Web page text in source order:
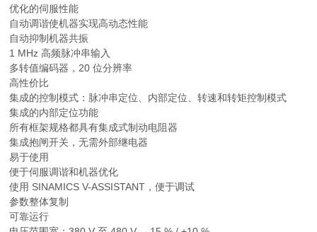
优化的伺服性能
自动调谐使机器实现高动态性能
自动抑制机器共振
1 MHz 高频脉冲串输入
多转值编码器，20 位分辨率
高性价比
集成的控制模式：脉冲串定位、内部定位、转速和转矩控制模式
集成的内部定位功能
所有框架规格都具有集成式制动电阻器
集成抱闸开关，无需外部继电器
易于使用
便于伺服调谐和机器优化
使用 SINAMICS V-ASSISTANT，便于调试
参数整体复制
可靠运行